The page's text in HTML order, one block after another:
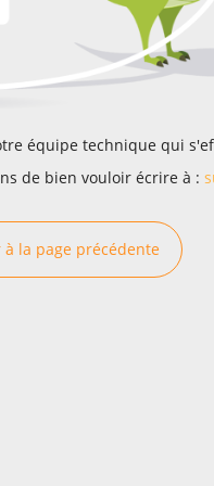
équipe technique qui
de bien vouloir écrire à :
à la page précédente